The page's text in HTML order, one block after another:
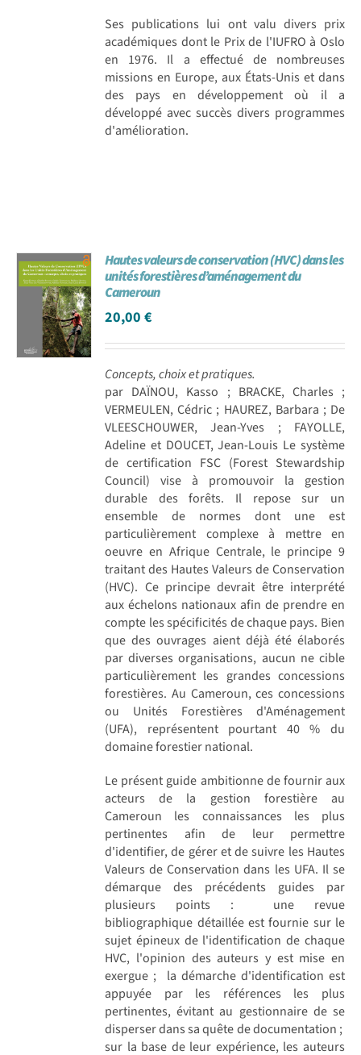
Ses publications lui ont valu divers prix
académiques dont le Prix de l'IUFRO à Oslo
en 1976. Il a effectué de nombreuses
missions en Europe, aux États-Unis et dans
des pays en développement où il a
développé avec succès divers programmes
d'amélioration.
Hautes valeurs de conservation (HVC) dans les
unités forestières d’aménagement du
Cameroun
20,00€
Concepts, choix et pratiques.
par DAÏNOU, Kasso ; BRACKE, Charles ;
VERMEULEN, Cédric ; HAUREZ, Barbara ; De
VLEESCHOUWER, Jean-Yves ; FAYOLLE,
Adeline et DOUCET, Jean-Louis Le système
de certification FSC (Forest Stewardship
Council) vise à promouvoir la gestion
durable des forêts. Il repose sur un
ensemble de normes dont une est
particulièrement complexe à mettre en
oeuvre en Afrique Centrale, le principe 9
traitant des Hautes Valeurs de Conservation
(HVC). Ce principe devrait être interprété
aux échelons nationaux afin de prendre en
compte les spécificités de chaque pays. Bien
que des ouvrages aient déjà été élaborés
par diverses organisations, aucun ne cible
particulièrement les grandes concessions
forestières. Au Cameroun, ces concessions
ou Unités Forestières d'Aménagement
(UFA), représentent pourtant 40 % du
domaine forestier national.
Le présent guide ambitionne de fournir aux
acteurs de la gestion forestière au
Cameroun les connaissances les plus
pertinentes afin de leur permettre
d'identifier, de gérer et de suivre les Hautes
Valeurs de Conservation dans les UFA. Il se
démarque des précédents guides par
plusieurs points :  une revue
bibliographique détaillée est fournie sur le
sujet épineux de l'identification de chaque
HVC, l'opinion des auteurs y est mise en
exergue ;  la démarche d'identification est
appuyée par les références les plus
pertinentes, évitant au gestionnaire de se
disperser dans sa quête de documentation ; 
sur la base de leur expérience, les auteurs